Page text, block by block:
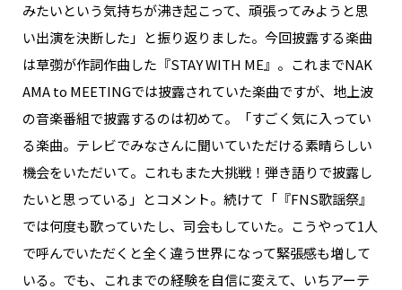
FAQ
メールマガジン登録/解除
みたいという気持ちが沸き起こって、頑張ってみようと思
い出演を決断した」と振り返りました。今回披露する楽曲
は草彅が作詞作曲した『STAY WITH ME』。これまでNAK
AMA to MEETINGでは披露されていた楽曲ですが、地上波
の音楽番組で披露するのは初めて。「すごく気に入ってい
る楽曲。テレビでみなさんに聞いていただける素晴らしい
機会をいただいて。これもまた大挑戦！弾き語りで披露し
たいと思っている」とコメント。続けて「『FNS歌謡祭』
では何度も歌っていたし、司会もしていた。こうやって1人
で呼んでいただくと全く違う世界になって緊張感も増して
いる。でも、これまでの経験を自信に変えて、いちアーテ